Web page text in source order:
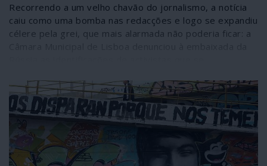
Recorrendo a um velho chavão do jornalismo, a notícia
caiu como uma bomba nas redacções e logo se expandiu
célere pela grei, que mais alarmada não poderia ficar: a
resistência anti-Putin. Como deve ser nestas ocasiões
de extrema gravidade para a nação, o chefe de Estado
tomou as dores da comunidade e em palavras enfáticas
manifestou a sua revolta – que é a revolta de todos –
com o comportamento municipal. Pena é que o mesmo
chefe de Estado e as carpideiras mediáticas não